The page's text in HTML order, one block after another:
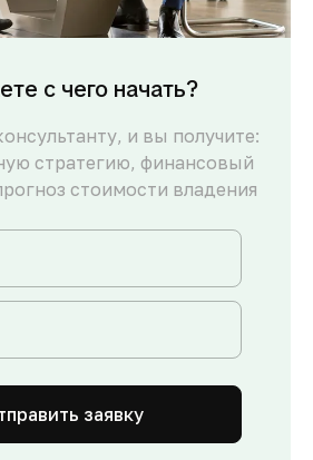
с чего начать?
и вы получите:
стратегию, финансовый
стоимости владения
заявку